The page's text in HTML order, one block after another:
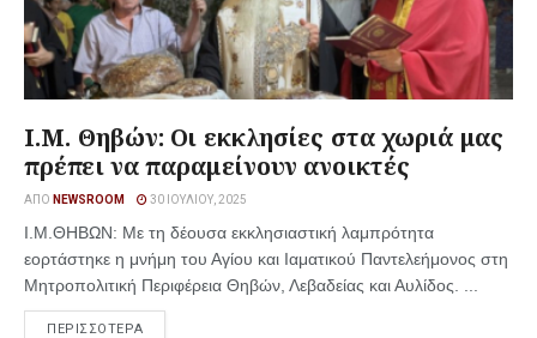
Ι.Μ. Θηβών: Οι εκκλησίες στα χωριά μας
πρέπει να παραμείνουν ανοικτές
ΑΠΌ NEWSROOM 30 ΙΟΥΛΊΟΥ, 2025
Ι.Μ.ΘΗΒΩΝ: Με τη δέουσα εκκλησιαστική λαμπρότητα
εορτάστηκε η μνήμη του Αγίου και Ιαματικού Παντελεήμονος στη
Μητροπολιτική Περιφέρεια Θηβών, Λεβαδείας και Αυλίδος. ...
ΠΕΡΙΣΣΟΤΕΡΑ